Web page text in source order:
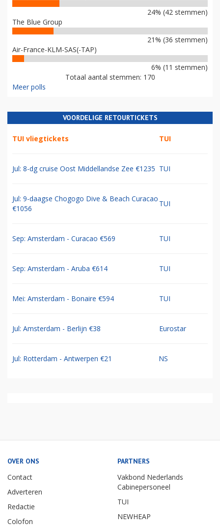
24% (42 stemmen)
The Blue Group
21% (36 stemmen)
Air-France-KLM-SAS(-TAP)
6% (11 stemmen)
Totaal aantal stemmen: 170
Meer polls
VOORDELIGE RETOURTICKETS
TUI vliegtickets TUI
Jul: 8-dg cruise Oost Middellandse Zee €1235 TUI
Jul: 9-daagse Chogogo Dive & Beach Curacao
€1056
TUI
Sep: Amsterdam - Curacao €569 TUI
Sep: Amsterdam - Aruba €614 TUI
Mei: Amsterdam - Bonaire €594 TUI
Jul: Amsterdam - Berlijn €38 Eurostar
Jul: Rotterdam - Antwerpen €21 NS
OVER ONS
Contact
Adverteren
Redactie
Colofon
PARTNERS
Vakbond Nederlands
Cabinepersoneel
TUI
NEWHEAP